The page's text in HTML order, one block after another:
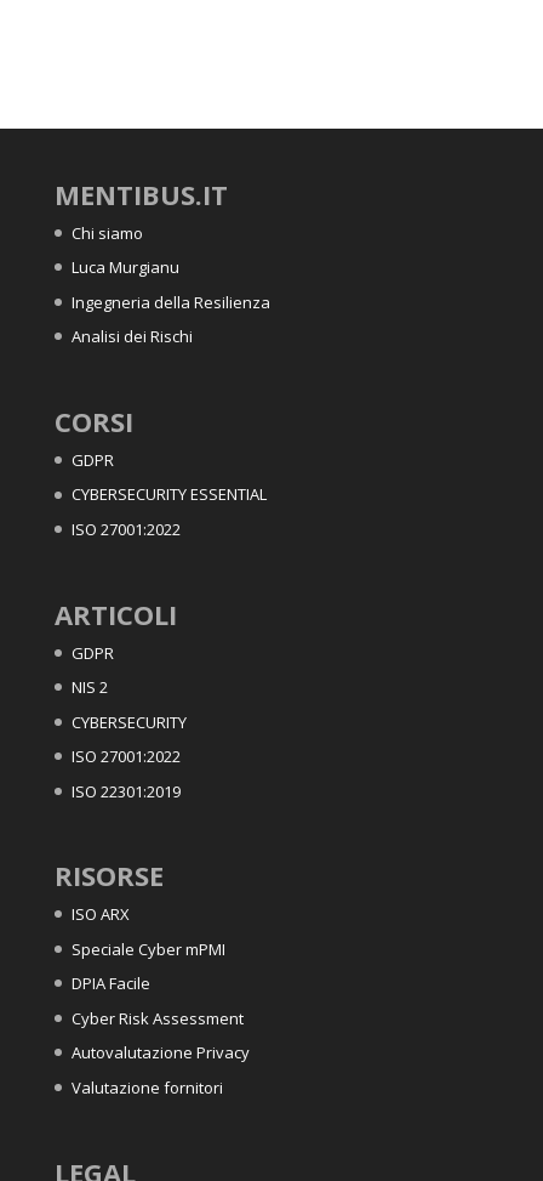
MENTIBUS.IT
Chi siamo
Luca Murgianu
Ingegneria della Resilienza
Analisi dei Rischi
CORSI
GDPR
CYBERSECURITY ESSENTIAL
ISO 27001:2022
ARTICOLI
GDPR
NIS 2
CYBERSECURITY
ISO 27001:2022
ISO 22301:2019
RISORSE
ISO ARX
Speciale Cyber mPMI
DPIA Facile
Cyber Risk Assessment
Autovalutazione Privacy
Valutazione fornitori
LEGAL